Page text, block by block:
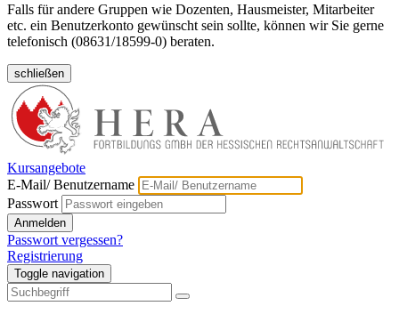
Falls für andere Gruppen wie Dozenten, Hausmeister, Mitarbeiter
etc. ein Benutzerkonto gewünscht sein sollte, können wir Sie gerne
telefonisch (08631/18599-0) beraten.
schließen
Kursangebote
E-Mail/ Benutzername
Passwort
Anmelden
Passwort vergessen?
Registrierung
Toggle navigation